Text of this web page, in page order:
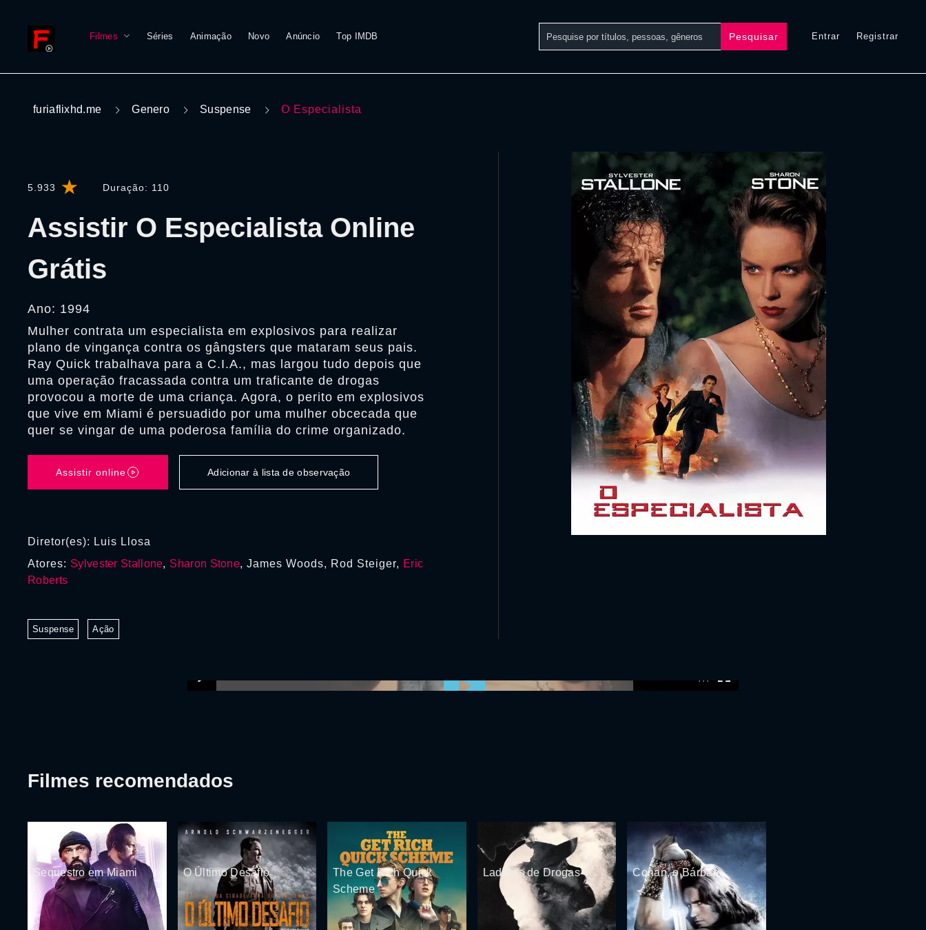
Filmes Séries Animação Novo Anúncio Top IMDB Pesquisar Entrar Registrar
furiaflixhd.me Genero Suspense O Especialista
5.933 Duração: 110
Assistir O Especialista Online
Grátis
Ano: 1994
Mulher contrata um especialista em explosivos para realizar
plano de vingança contra os gângsters que mataram seus pais.
Ray Quick trabalhava para a C.I.A., mas largou tudo depois que
uma operação fracassada contra um traficante de drogas
provocou a morte de uma criança. Agora, o perito em explosivos
que vive em Miami é persuadido por uma mulher obcecada que
quer se vingar de uma poderosa família do crime organizado.
Assistir online Adicionar à lista de observação
Diretor(es): Luis Llosa
Atores: Sylvester Stallone, Sharon Stone, James Woods, Rod Steiger, Eric
Roberts
Suspense Ação
Filmes recomendados
Sequestro em Miami O Último Desafio
The Get Rich Quick
Scheme
Ladrões de Drogas Conan, o Bárbaro